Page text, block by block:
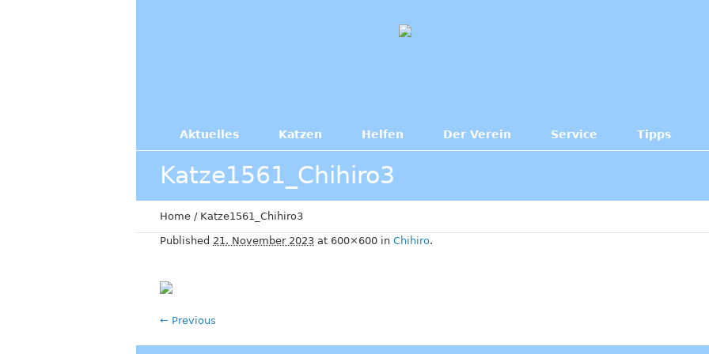
Aktuelles Katzen Helfen Der Verein Service Tipps
Katze1561_Chihiro3
Home / Katze1561_Chihiro3
Published 21. November 2023 at 600×600 in Chihiro.
← Previous